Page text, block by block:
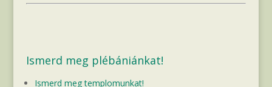
Ismerd meg plébániánkat!
Ismerd meg templomunkat!